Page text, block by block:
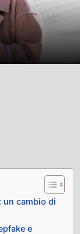
un cambio di
e